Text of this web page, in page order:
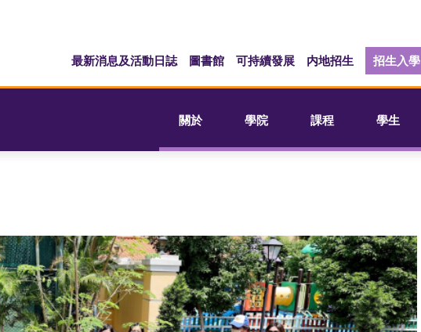
最新消息及活動日誌 圖書館 可持續發展 内地招生 招生入學
關於 學院 課程 學生